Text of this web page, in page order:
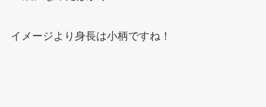
イメージより身長は小柄ですね！